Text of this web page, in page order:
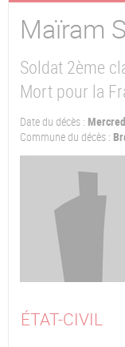
Maïram
Soldat 2ème
Mort pour la
Date du décès :
Commune du décès :
ÉTAT-CIVIL